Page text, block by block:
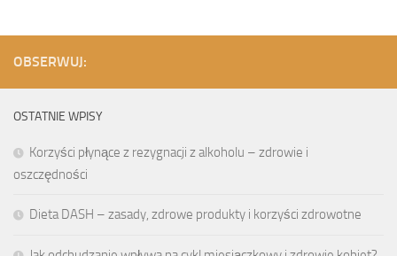
OBSERWUJ:
OSTATNIE WPISY
Korzyści płynące z rezygnacji z alkoholu – zdrowie i
oszczędności
Dieta DASH – zasady, zdrowe produkty i korzyści zdrowotne